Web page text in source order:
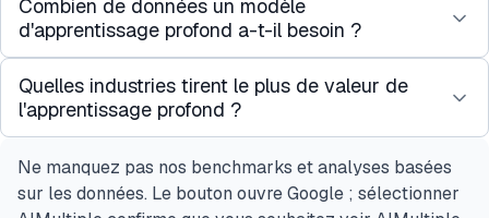
L'apprentissage automatique couvre un large
éventail d'algorithmes qui apprennent des modèles
décision, les machines à vecteurs de support et la
régression linéaire. L'apprentissage profond est un
sous-ensemble de l'apprentissage automatique qui
utilise des réseaux de neurones multicouches pour
Combien de données un modèle
d'apprentissage profond a-t-il besoin ?
Il n'y a pas de seuil universel, mais en règle
générale, l'apprentissage profond commence à
ensembles de données d'entraînement atteignent
des dizaines de milliers d'exemples étiquetés, et
Quelles industries tirent le plus de valeur de
l'apprentissage profond ?
La santé et les produits pharmaceutiques voient
certaines des applications à plus fort impact, telles
Ne manquez pas nos benchmarks et analyses basées
sur les données. Le bouton ouvre Google ; sélectionner